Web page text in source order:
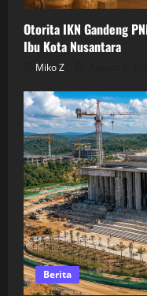
Otorita IKN Gandeng
Ibu Kota Nusantara
Miko Z
Berita